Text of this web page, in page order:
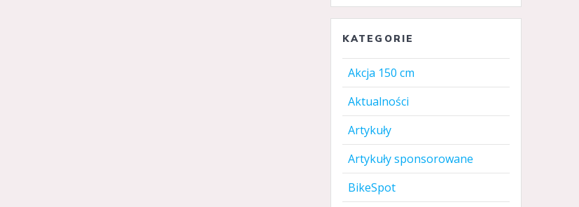
KATEGORIE
Akcja 150 cm
Aktualności
Artykuły
Artykuły sponsorowane
BikeSpot